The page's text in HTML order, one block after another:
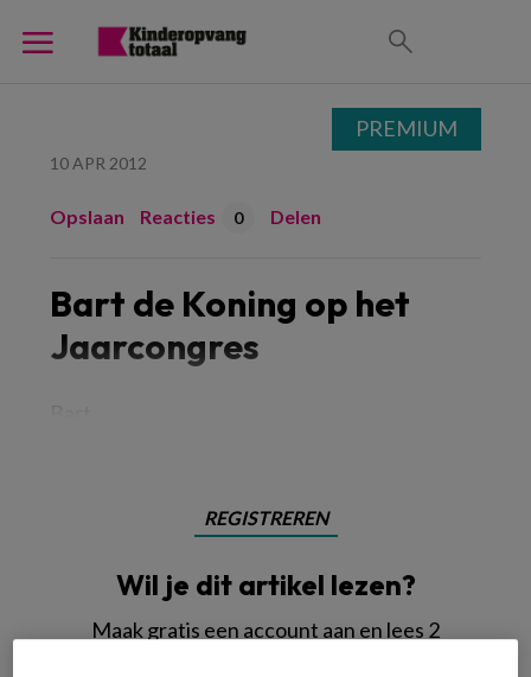
10 APR 2012
Opslaan Reacties 0 Delen
Bart de Koning op het
Jaarcongres
REGISTREREN
Wil je dit artikel lezen?
Maak gratis een account aan en lees 2
PREMIUM